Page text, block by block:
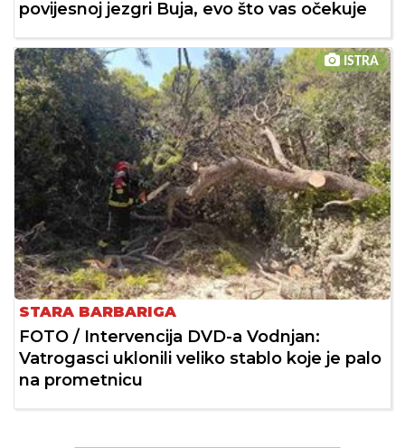
povijesnoj jezgri Buja, evo što vas očekuje
ISTRA
STARA BARBARIGA
FOTO / Intervencija DVD-a Vodnjan:
Vatrogasci uklonili veliko stablo koje je palo
na prometnicu